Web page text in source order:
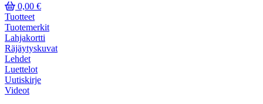
0,00 €
Tuotteet
Tuotemerkit
Lahjakortti
Räjäytyskuvat
Lehdet
Luettelot
Uutiskirje
Videot